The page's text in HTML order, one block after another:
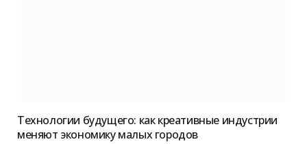
Технологии будущего: как креативные индустрии
меняют экономику малых городов